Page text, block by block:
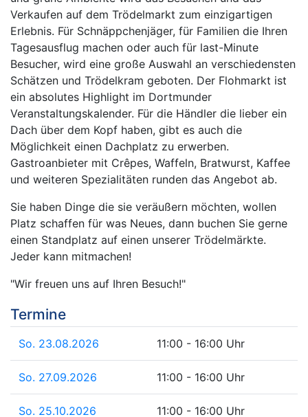
Verkaufen auf dem Trödelmarkt zum einzigartigen
Erlebnis. Für Schnäppchenjäger, für Familien die Ihren
Tagesausflug machen oder auch für last-Minute
Besucher, wird eine große Auswahl an verschiedensten
Schätzen und Trödelkram geboten. Der Flohmarkt ist
ein absolutes Highlight im Dortmunder
Veranstaltungskalender. Für die Händler die lieber ein
Dach über dem Kopf haben, gibt es auch die
Möglichkeit einen Dachplatz zu erwerben.
Gastroanbieter mit Crêpes, Waffeln, Bratwurst, Kaffee
und weiteren Spezialitäten runden das Angebot ab.
Sie haben Dinge die sie veräußern möchten, wollen
Platz schaffen für was Neues, dann buchen Sie gerne
einen Standplatz auf einen unserer Trödelmärkte.
Jeder kann mitmachen!
"Wir freuen uns auf Ihren Besuch!"
Termine
So. 23.08.2026 11:00 - 16:00 Uhr
So. 27.09.2026 11:00 - 16:00 Uhr
So. 25.10.2026 11:00 - 16:00 Uhr